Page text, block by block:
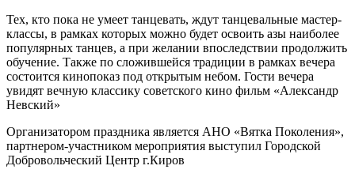
Тех, кто пока не умеет танцевать, ждут танцевальные мастер-
классы, в рамках которых можно будет освоить азы наиболее
популярных танцев, а при желании впоследствии продолжить
обучение. Также по сложившейся традиции в рамках вечера
состоится кинопоказ под открытым небом. Гости вечера
увидят вечную классику советского кино фильм «Александр
Невский»
Организатором праздника является АНО «Вятка Поколения»,
партнером-участником мероприятия выступил Городской
Добровольческий Центр г.Киров